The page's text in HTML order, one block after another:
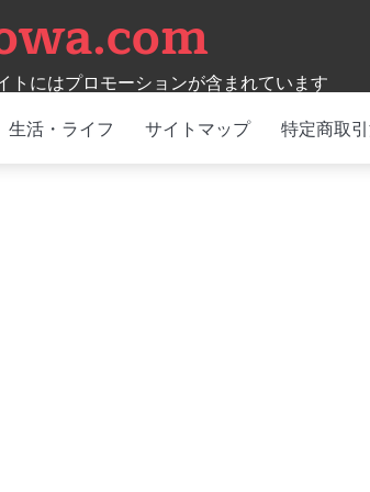
トにはプロモーションが含まれています
生活・ライフ サイトマップ 特定商取